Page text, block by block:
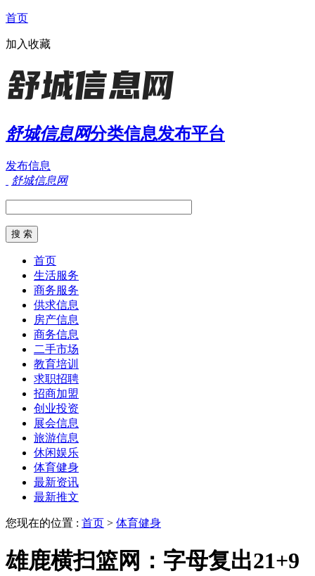
首页
加入收藏
舒城信息网分类信息发布平台
发布信息
舒城信息网
首页
生活服务
商务服务
供求信息
房产信息
商务信息
二手市场
教育培训
求职招聘
招商加盟
创业投资
展会信息
旅游信息
休闲娱乐
体育健身
最新资讯
最新推文
您现在的位置 : 首页 > 体育健身
雄鹿横扫篮网：字母复出21+9